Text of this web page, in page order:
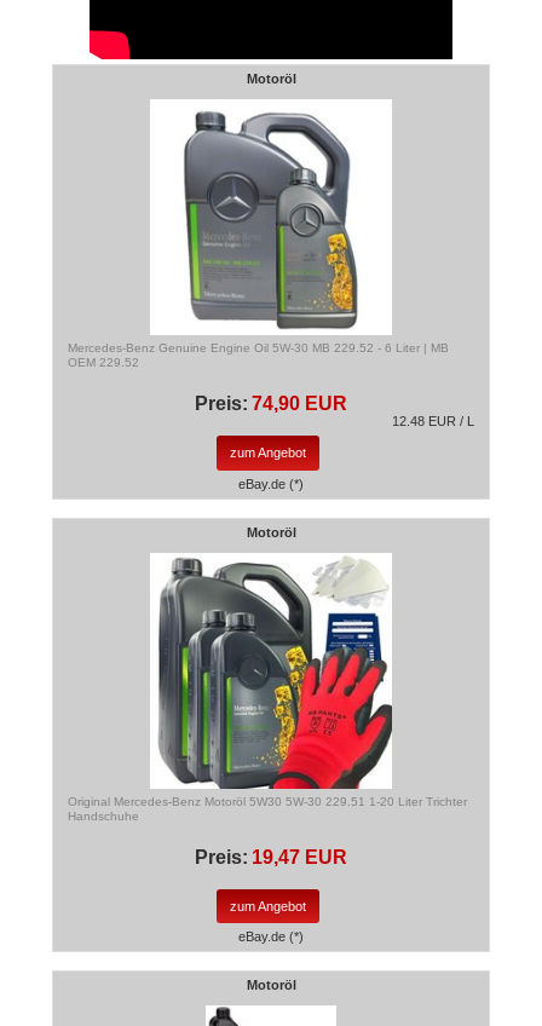
Motoröl
Mercedes-Benz Genuine Engine Oil 5W-30 MB 229.52 - 6 Liter | MB
OEM 229.52
Preis: 74,90 EUR
12.48 EUR / L
zum Angebot
eBay.de (*)
Motoröl
Original Mercedes-Benz Motoröl 5W30 5W-30 229.51 1-20 Liter Trichter
Handschuhe
Preis: 19,47 EUR
zum Angebot
eBay.de (*)
Motoröl